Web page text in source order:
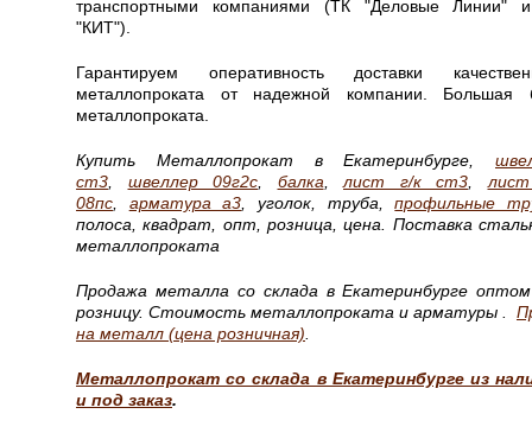
транспортными компаниями (ТК "Деловые Линии"
"КИТ").
Гарантируем оперативность доставки
металлопроката от надежной компании. Большая
металлопроката.
Купить Металлопрокат в Екатеринбурге,
ст3
швеллер 09г2с балка лист г/к ст3
08пс
арматура а3 , уголок, труба,профильные
полоса, квадрат, опт, розница, цена. Поставка
металлопроката
Продажа металла со склада в Екатеринбурге
розницу. Стоимость металлопроката и арматуры .
на металл (цена розничная)
Металлопрокат со склада в Екатеринбурге из
и под заказ.